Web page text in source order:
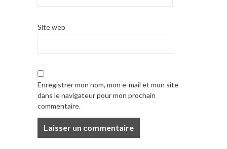
Site web
Enregistrer mon nom, mon e-mail et mon site
dans le navigateur pour mon prochain
commentaire.